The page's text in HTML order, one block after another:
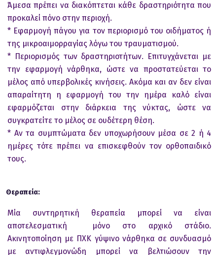
Άμεσα πρέπει να διακόπτεται κάθε δραστηριότητα που
προκαλεί πόνο στην περιοχή.
* Εφαρμογή πάγου για τον περιορισμό του οιδήματος ή
της μικροαιμορραγίας λόγω του τραυματισμού.
* Περιορισμός των δραστηριοτήτων. Επιτυγχάνεται με
την εφαρμογή νάρθηκα, ώστε να προστατεύεται το
μέλος από υπερβολικές κινήσεις. Ακόμα και αν δεν είναι
απαραίτητη η εφαρμογή του την ημέρα καλό είναι
εφαρμόζεται στην διάρκεια της νύκτας, ώστε να
συγκρατείτε το μέλος σε ουδέτερη θέση.
* Αν τα συμπτώματα δεν υποχωρήσουν μέσα σε 2 ή 4
ημέρες τότε πρέπει να επισκεφθούν τον ορθοπαιδικό
τους.
Θεραπεία:
Μία συντηρητική θεραπεία μπορεί να είναι
αποτελεσματική μόνο στο αρχικό στάδιο.
Ακινητοποίηση με ΠΧΚ γύψινο νάρθηκα σε συνδυασμό
με αντιφλεγμονώδη μπορεί να βελτιώσουν την